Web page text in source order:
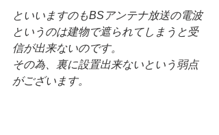
といいますのもBSアンテナ放送の電波
というのは建物で遮られてしまうと受
信が出来ないのです。
その為、裏に設置出来ないという弱点
がございます。